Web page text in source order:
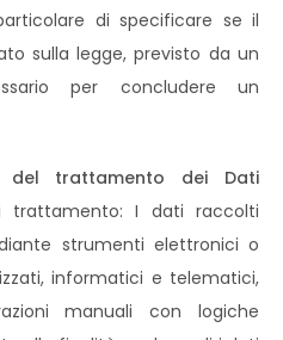
di specificare se il
sulla legge, previsto da un
per concludere un
trattamento dei Dati
trattamento: I dati raccolti
strumenti elettronici o
informatici e telematici,
manuali con logiche